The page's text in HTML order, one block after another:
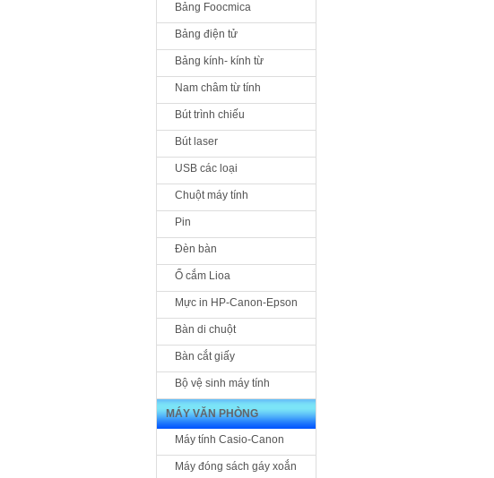
Bảng Foocmica
Bảng điện tử
Bảng kính- kính từ
Nam châm từ tính
Bút trình chiếu
Bút laser
USB các loại
Chuột máy tính
Pin
Đèn bàn
Ổ cắm Lioa
Mực in HP-Canon-Epson
Bàn di chuột
Bàn cắt giấy
Bộ vệ sinh máy tính
MÁY VĂN PHÒNG
Máy tính Casio-Canon
Máy đóng sách gáy xoắn